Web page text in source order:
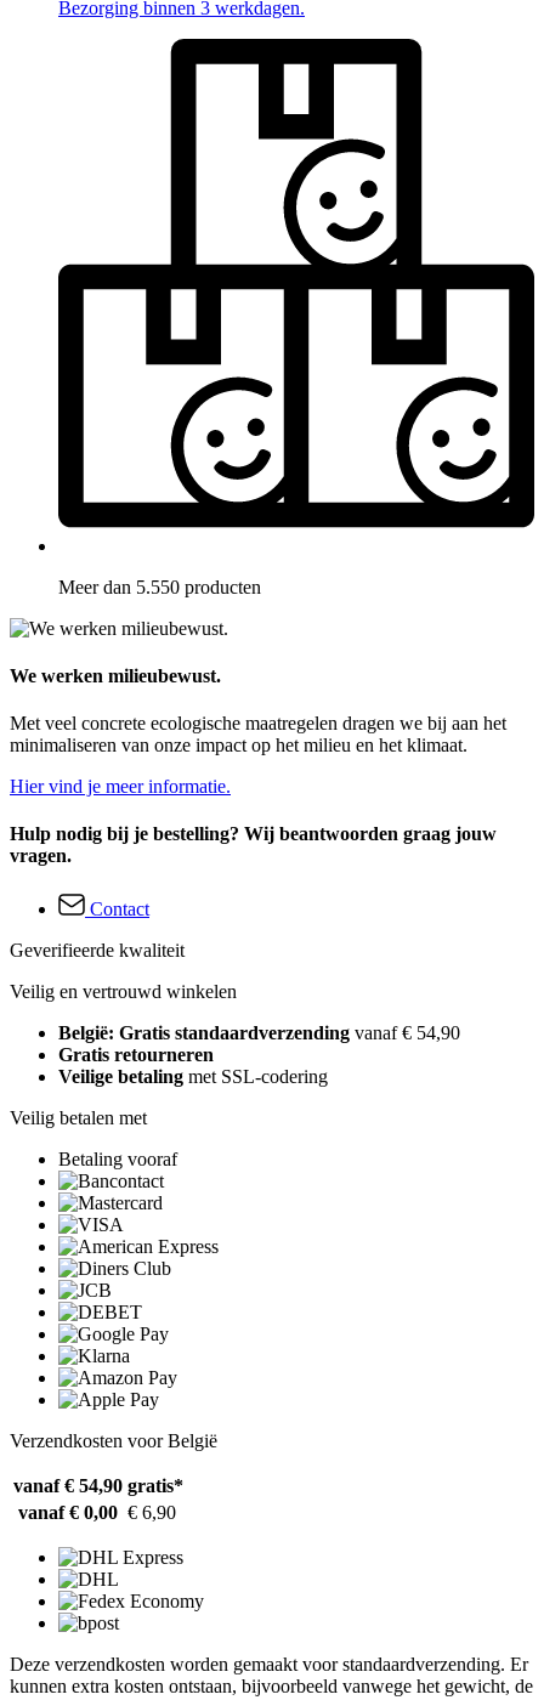
Bezorging binnen 3 werkdagen.
Meer dan 5.550 producten
We werken milieubewust.
Met veel concrete ecologische maatregelen dragen we bij aan het
minimaliseren van onze impact op het milieu en het klimaat.
Hier vind je meer informatie.
Hulp nodig bij je bestelling? Wij beantwoorden graag jouw
vragen.
Contact
Geverifieerde kwaliteit
Veilig en vertrouwd winkelen
België: Gratis standaardverzending vanaf € 54,90
Gratis retourneren
Veilige betaling met SSL-codering
Veilig betalen met
Betaling vooraf
Verzendkosten voor België
vanaf € 54,90 gratis*
vanaf € 0,00 € 6,90
Deze verzendkosten worden gemaakt voor standaardverzending. Er
kunnen extra kosten ontstaan, bijvoorbeeld vanwege het gewicht, de